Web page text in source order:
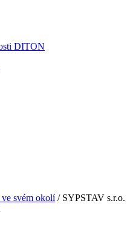
DITON
svém okolí/ SYPSTAV s.r.o.